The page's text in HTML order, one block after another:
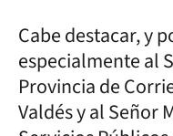
Cabe destacar, y
especialmente al
Provincia de
Valdés y al Señor